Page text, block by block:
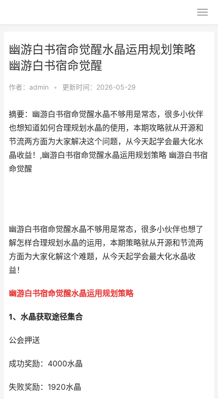
幽游白书宿命觉醒水晶运用规划策略
幽游白书宿命觉醒
作者： admin • 更新时间：2026-05-29
摘要：幽游白书宿命觉醒水晶不够用是常态，很多小伙伴
也想知道如何合理规划水晶的使用，本期攻略就从开源和
节流两方面为大家解决这个问题，从今天起学会最大化水
晶收益！,幽游白书宿命觉醒水晶运用规划策略 幽游白书宿
命觉醒
幽游白书宿命觉醒水晶不够用是常态，很多小伙伴也想了
解怎样合理规划水晶的运用，本期策略就从开源和节流两
方面为大家化解这个难题，从今天起学会最大化水晶收
益！
幽游白书宿命觉醒水晶运用规划策略
1、水晶获取途径集合
公会押送
成功奖励：4000水晶
失败奖励：1920水晶